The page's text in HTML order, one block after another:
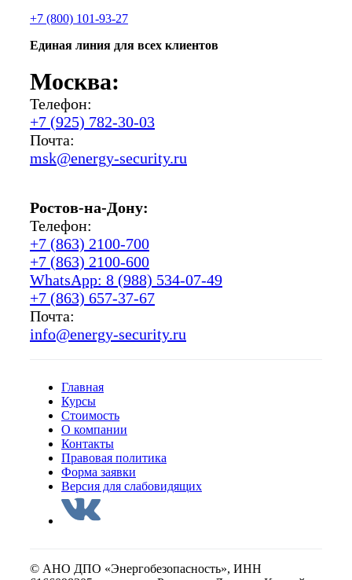
+7 (800) 101-93-27
Единая линия для всех клиентов
Москва:
Телефон:
+7 (925) 782-30-03
Почта:
msk@energy-security.ru
Ростов-на-Дону:
Телефон:
+7 (863) 2100-700
+7 (863) 2100-600
WhatsApp: 8 (988) 534-07-49
+7 (863) 657-37-67
Почта:
info@energy-security.ru
Главная
Курсы
Стоимость
О компании
Контакты
Правовая политика
Форма заявки
Версия для слабовидящих
© АНО ДПО «Энергобезопасность», ИНН